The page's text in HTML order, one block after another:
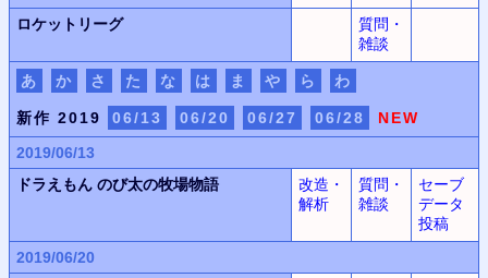
ロケットリーグ
質問・
雑談
あ か さ た な は ま や ら わ
新作 2019 06/13 06/20 06/27 06/28
NEW
2019/06/13
ドラえもん のび太の牧場物語
改造・
解析
質問・
雑談
セーブ
データ
投稿
2019/06/20